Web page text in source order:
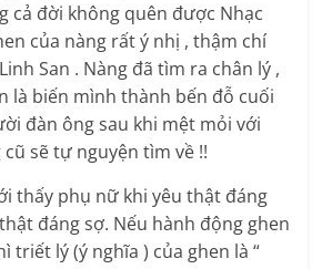
cả đời không quên được Nhạc
của nàng rất ý nhị , thậm chí
San . Nàng đã tìm ra chân lý ,
là biến mình thành bến đỗ cuối
đàn ông sau khi mệt mỏi với
sẽ tự nguyện tìm về !!
thấy phụ nữ khi yêu thật đáng
đáng sợ. Nếu hành động ghen
triết lý (ý nghĩa ) của ghen là “